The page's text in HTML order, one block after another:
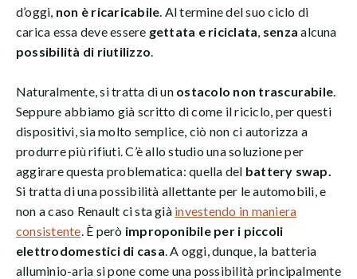
d’oggi, non è ricaricabile . Al termine del suo ciclo di
carica essa deve essere gettata e riciclata senzaalcuna
possibilità di riutilizzo
Naturalmente, si tratta di un ostacolo non trascurabile
Seppure abbiamo già scritto di come il riciclo, per questi
dispositivi, sia molto semplice, ciò non ci autorizza a
produrre più rifiuti. C’è allo studio una soluzione per
aggirare questa problematica: quella del battery swap.
Si tratta di una possibilità allettante per le automobili, e
non a caso Renault ci sta già investendo in maniera
consistente . È però improponibile per i piccoli
elettrodomestici di casa . A oggi, dunque, la batteria
alluminio-aria si pone come una possibilità principalmente